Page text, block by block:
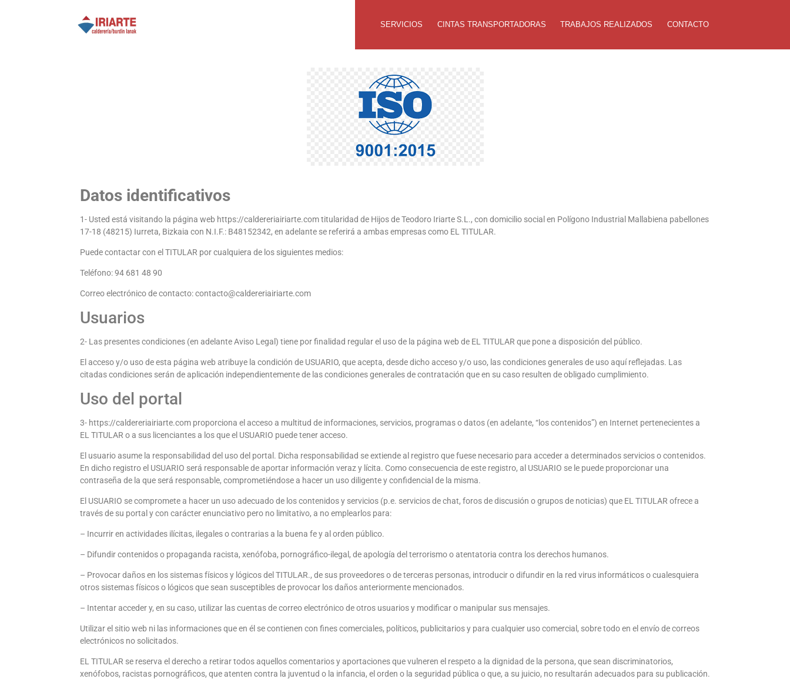
SERVICIOS CINTAS TRANSPORTADORAS TRABAJOS REALIZADOS CONTACTO
Datos identificativos
1- Usted está visitando la página web https://caldereriairiarte.com titularidad de Hijos de Teodoro Iriarte S.L., con domicilio social en Polígono Industrial Mallabiena pabellones
17-18 (48215) Iurreta, Bizkaia con N.I.F.: B48152342, en adelante se referirá a ambas empresas como EL TITULAR.
Puede contactar con el TITULAR por cualquiera de los siguientes medios:
Teléfono: 94 681 48 90
Correo electrónico de contacto: contacto@caldereriairiarte.com
Usuarios
2- Las presentes condiciones (en adelante Aviso Legal) tiene por finalidad regular el uso de la página web de EL TITULAR que pone a disposición del público.
El acceso y/o uso de esta página web atribuye la condición de USUARIO, que acepta, desde dicho acceso y/o uso, las condiciones generales de uso aquí reflejadas. Las
citadas condiciones serán de aplicación independientemente de las condiciones generales de contratación que en su caso resulten de obligado cumplimiento.
Uso del portal
3- https://caldereriairiarte.com proporciona el acceso a multitud de informaciones, servicios, programas o datos (en adelante, “los contenidos”) en Internet pertenecientes a
EL TITULAR o a sus licenciantes a los que el USUARIO puede tener acceso.
El usuario asume la responsabilidad del uso del portal. Dicha responsabilidad se extiende al registro que fuese necesario para acceder a determinados servicios o contenidos.
En dicho registro el USUARIO será responsable de aportar información veraz y lícita. Como consecuencia de este registro, al USUARIO se le puede proporcionar una
contraseña de la que será responsable, comprometiéndose a hacer un uso diligente y confidencial de la misma.
El USUARIO se compromete a hacer un uso adecuado de los contenidos y servicios (p.e. servicios de chat, foros de discusión o grupos de noticias) que EL TITULAR ofrece a
través de su portal y con carácter enunciativo pero no limitativo, a no emplearlos para:
– Incurrir en actividades ilícitas, ilegales o contrarias a la buena fe y al orden público.
– Difundir contenidos o propaganda racista, xenófoba, pornográfico-ilegal, de apología del terrorismo o atentatoria contra los derechos humanos.
– Provocar daños en los sistemas físicos y lógicos del TITULAR., de sus proveedores o de terceras personas, introducir o difundir en la red virus informáticos o cualesquiera
otros sistemas físicos o lógicos que sean susceptibles de provocar los daños anteriormente mencionados.
– Intentar acceder y, en su caso, utilizar las cuentas de correo electrónico de otros usuarios y modificar o manipular sus mensajes.
Utilizar el sitio web ni las informaciones que en él se contienen con fines comerciales, políticos, publicitarios y para cualquier uso comercial, sobre todo en el envío de correos
electrónicos no solicitados.
EL TITULAR se reserva el derecho a retirar todos aquellos comentarios y aportaciones que vulneren el respeto a la dignidad de la persona, que sean discriminatorios,
xenófobos, racistas pornográficos, que atenten contra la juventud o la infancia, el orden o la seguridad pública o que, a su juicio, no resultarán adecuados para su publicación.